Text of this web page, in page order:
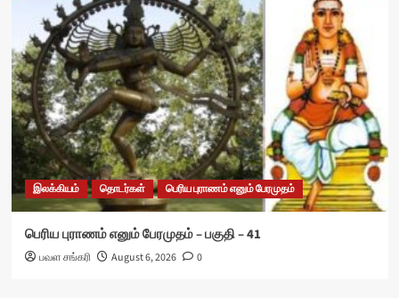
இலக்கியம் தொடர்கள் பெரிய புராணம் எனும் பேரமுதம்
பெரிய புராணம் எனும் பேரமுதம் – பகுதி – 41
பவள சங்கரி August 6, 2026 0